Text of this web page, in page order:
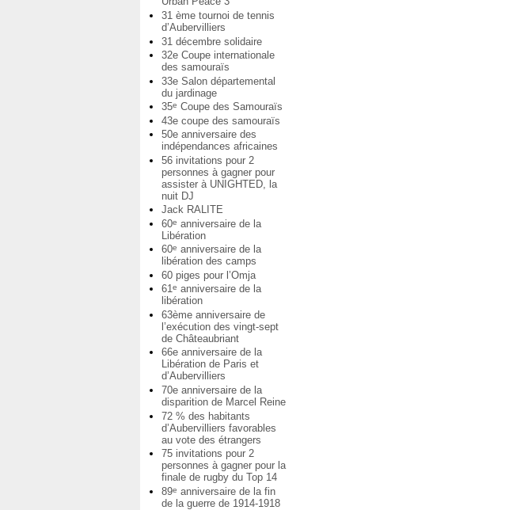
31 ème tournoi de tennis
d’Aubervilliers
31 décembre solidaire
32e Coupe internationale
des samouraïs
33e Salon départemental
du jardinage
35e Coupe des Samouraïs
43e coupe des samouraïs
50e anniversaire des
indépendances africaines
56 invitations pour 2
personnes à gagner pour
assister à UNIGHTED, la
nuit DJ
Jack RALITE
60e anniversaire de la
Libération
60e anniversaire de la
libération des camps
60 piges pour l’Omja
61e anniversaire de la
libération
63ème anniversaire de
l’exécution des vingt-sept
de Châteaubriant
66e anniversaire de la
Libération de Paris et
d’Aubervilliers
70e anniversaire de la
disparition de Marcel Reine
72 % des habitants
d’Aubervilliers favorables
au vote des étrangers
75 invitations pour 2
personnes à gagner pour la
finale de rugby du Top 14
89e anniversaire de la fin
de la guerre de 1914-1918